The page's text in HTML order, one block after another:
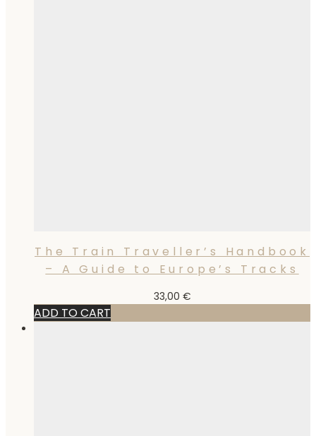
The Train Traveller’s Handbook
– A Guide to Europe’s Tracks
33,00 €
ADD TO CART